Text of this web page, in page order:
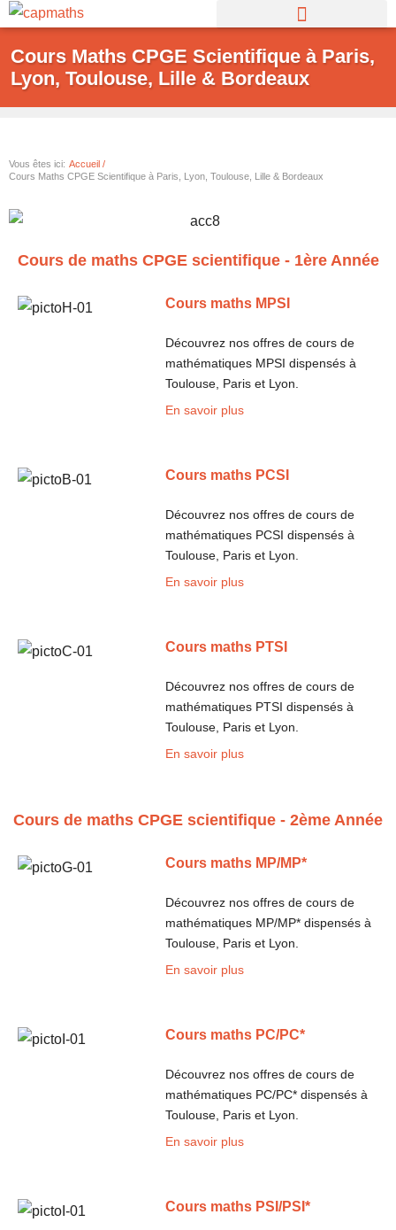
Aller
au
contenu
Cours Maths CPGE Scientifique à Paris,
Lyon, Toulouse, Lille & Bordeaux
Vous êtes ici: Accueil /
Cours Maths CPGE Scientifique à Paris, Lyon, Toulouse, Lille & Bordeaux
Cours de maths CPGE scientifique - 1ère Année
Cours maths MPSI
Découvrez nos offres de cours de
mathématiques MPSI dispensés à
Toulouse, Paris et Lyon.
En savoir plus
Cours maths PCSI
Découvrez nos offres de cours de
mathématiques PCSI dispensés à
Toulouse, Paris et Lyon.
En savoir plus
Cours maths PTSI
Découvrez nos offres de cours de
mathématiques PTSI dispensés à
Toulouse, Paris et Lyon.
En savoir plus
Cours de maths CPGE scientifique - 2ème Année
Cours maths MP/MP*
Découvrez nos offres de cours de
mathématiques MP/MP* dispensés à
Toulouse, Paris et Lyon.
En savoir plus
Cours maths PC/PC*
Découvrez nos offres de cours de
mathématiques PC/PC* dispensés à
Toulouse, Paris et Lyon.
En savoir plus
Cours maths PSI/PSI*